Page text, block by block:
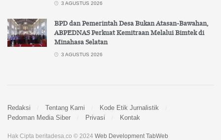
3 AGUSTUS 2026
BPD dan Pemerintah Desa Bukan Atasan-Bawahan,
ABPEDNAS Perkuat Kemitraan Melalui Bimtek di
Minahasa Selatan
3 AGUSTUS 2026
Redaksi Tentang Kami
Kode Etik Jurnalistik
Pedoman Media Siber
Privasi Kontak
Hak Cipta beritadesa.co © 2024 Web Development TabWeb